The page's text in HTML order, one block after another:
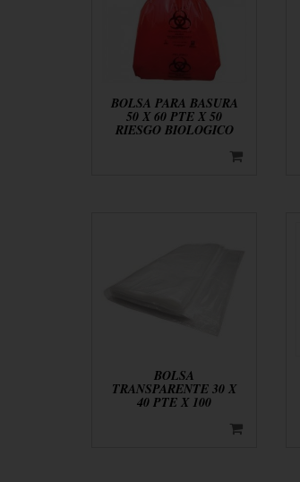
BOLSA PARA BASURA
50 X 60 PTE X 50
RIESGO BIOLOGICO
BOLSA
TRANSPARENTE 30 X
40 PTE X 100